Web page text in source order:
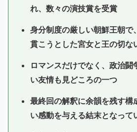
れ、数々の演技賞を受賞
身分制度の厳しい朝鮮王朝で
貫こうとした宮女と王の切な
ロマンスだけでなく、政治闘
い友情も見どころの一つ
最終回の解釈に余韻を残す構
い感動を与える結末となって